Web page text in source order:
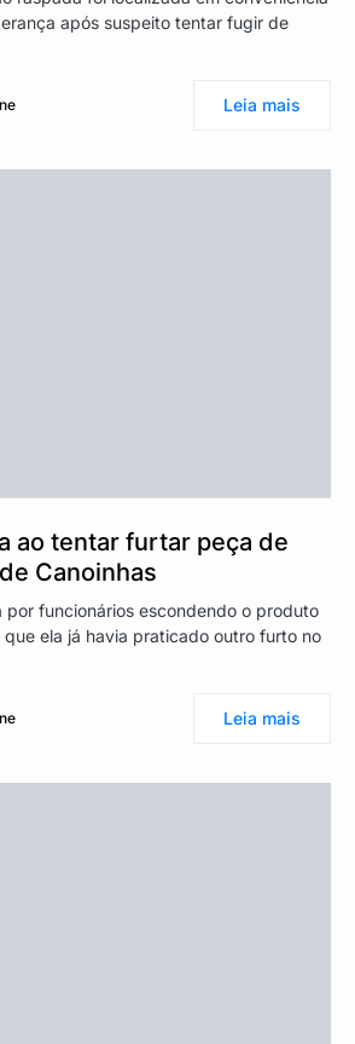
após suspeito tentar fugir de
Leia mais
ao tentar furtar peça de
Canoinhas
por funcionários escondendo o produto
que ela já havia praticado outro furto no
Leia mais